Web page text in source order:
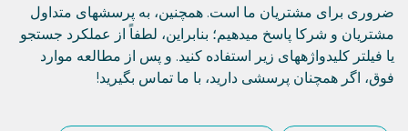
ضروری برای مشتریان ما است. همچنین، به پرسشهای متداول
مشتریان و شرکا پاسخ میدهیم؛ بنابراین، لطفاً از عملکرد جستجو
یا فیلتر کلیدواژههای زیر استفاده کنید. و پس از مطالعه موارد
فوق، اگر همچنان پرسشی دارید، با ما تماس بگیرید!